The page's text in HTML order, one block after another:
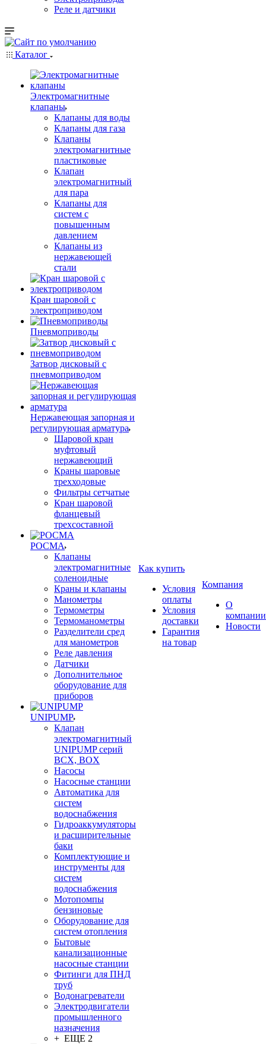
Реле и датчики
Каталог
Электромагнитные
клапаны
Клапаны для воды
Клапаны для газа
Клапаны
электромагнитные
пластиковые
Клапан
электромагнитный
для пара
Клапаны для
систем с
повышенным
давлением
Клапаны из
нержавеющей
стали
Кран шаровой с
электроприводом
Пневмоприводы
Затвор дисковый с
пневмоприводом
Нержавеющая запорная и
регулирующая арматура
Шаровой кран
муфтовый
нержавеющий
Краны шаровые
трехходовые
Фильтры сетчатые
Кран шаровой
фланцевый
трехсоставной
РОСМА
Клапаны
электромагнитные
соленоидные
Краны и клапаны
Манометры
Термометры
Термоманометры
Разделители сред
для манометров
Реле давления
Датчики
Дополнительное
оборудование для
приборов
UNIPUMP
Клапан
электромагнитный
UNIPUMP серий
BCX, BOX
Насосы
Насосные станции
Автоматика для
систем
водоснабжения
Гидроаккумуляторы
и расширительные
баки
Комплектующие и
инструменты для
систем
водоснабжения
Мотопомпы
бензиновые
Оборудование для
систем отопления
Бытовые
канализационные
насосные станции
Фитинги для ПНД
труб
Водонагреватели
Электродвигатели
промышленного
назначения
+ ЕЩЕ 2
Как купить
Условия
оплаты
Условия
доставки
Гарантия
на товар
Компания
О
компании
Новости